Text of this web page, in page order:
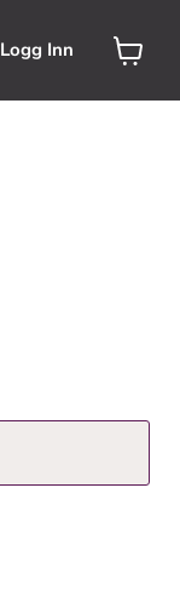
Logg Inn
Se